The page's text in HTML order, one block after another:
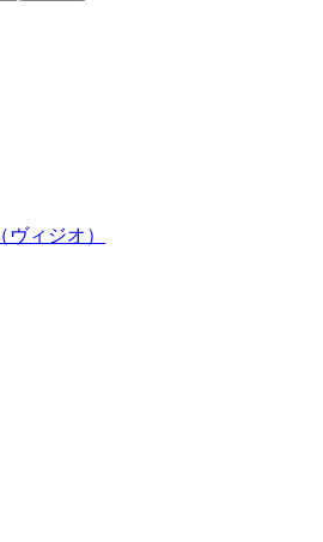
ヴィジオ）